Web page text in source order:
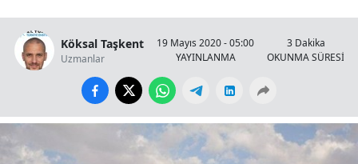
Köksal Taşkent
Uzmanlar
19 Mayıs 2020 - 05:00
YAYINLANMA
3 Dakika
OKUNMA SÜRESİ